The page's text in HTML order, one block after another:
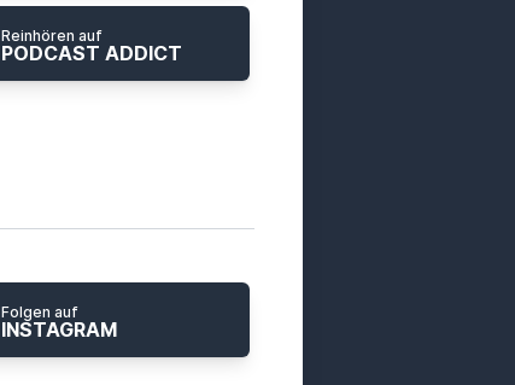
Reinhören auf
PODCAST ADDICT
Folgen auf
INSTAGRAM